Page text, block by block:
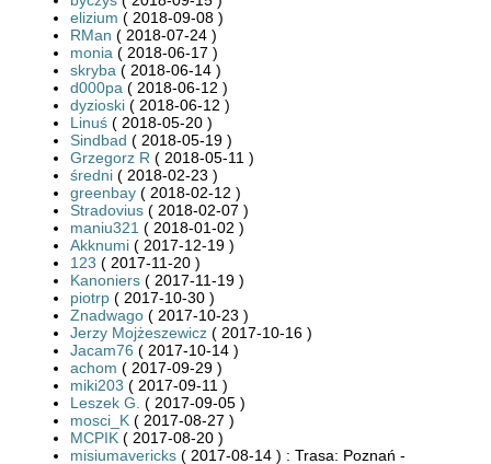
elizium ( 2018-09-08 )
RMan ( 2018-07-24 )
monia ( 2018-06-17 )
skryba ( 2018-06-14 )
d000pa ( 2018-06-12 )
dyzioski ( 2018-06-12 )
Linuś ( 2018-05-20 )
Sindbad ( 2018-05-19 )
Grzegorz R ( 2018-05-11 )
średni ( 2018-02-23 )
greenbay ( 2018-02-12 )
Stradovius ( 2018-02-07 )
maniu321 ( 2018-01-02 )
Akknumi ( 2017-12-19 )
123 ( 2017-11-20 )
Kanoniers ( 2017-11-19 )
piotrp ( 2017-10-30 )
Znadwago ( 2017-10-23 )
Jerzy Mojżeszewicz ( 2017-10-16 )
Jacam76 ( 2017-10-14 )
achom ( 2017-09-29 )
miki203 ( 2017-09-11 )
Leszek G. ( 2017-09-05 )
mosci_K ( 2017-08-27 )
MCPIK ( 2017-08-20 )
misiumavericks ( 2017-08-14 ) : Trasa: Poznań -